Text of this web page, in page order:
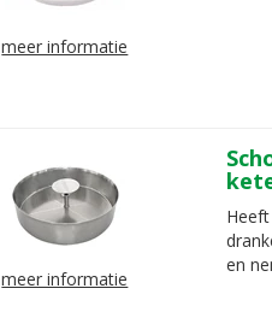
meer informatie
meer informatie
en